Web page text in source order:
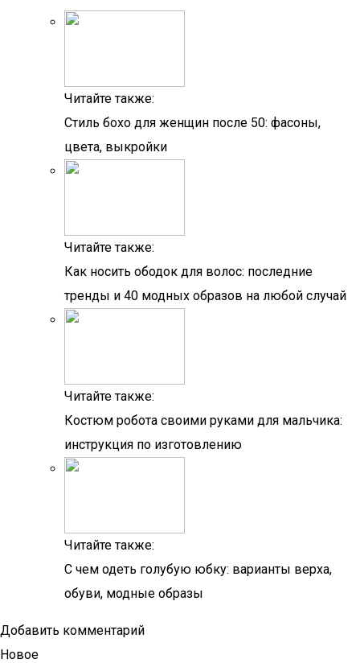
Читайте также:
Стиль бохо для женщин после 50: фасоны,
цвета, выкройки
Читайте также:
Как носить ободок для волос: последние
тренды и 40 модных образов на любой случай
Читайте также:
Костюм робота своими руками для мальчика:
инструкция по изготовлению
Читайте также:
С чем одеть голубую юбку: варианты верха,
обуви, модные образы
Добавить комментарий
Новое